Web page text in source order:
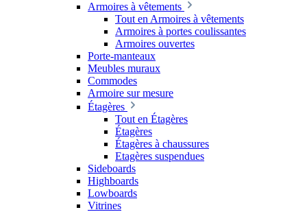
Armoires à vêtements
Tout en Armoires à vêtements
Armoires à portes coulissantes
Armoires ouvertes
Porte-manteaux
Meubles muraux
Commodes
Armoire sur mesure
Étagères
Tout en Étagères
Étagères
Étagères à chaussures
Etagères suspendues
Sideboards
Highboards
Lowboards
Vitrines